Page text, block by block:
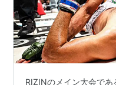
RIZINのメイン大会で